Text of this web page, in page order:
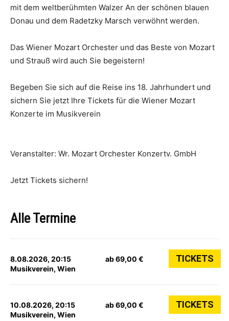
mit dem weltberühmten Walzer An der schönen blauen
Donau und dem Radetzky Marsch verwöhnt werden.
Das Wiener Mozart Orchester und das Beste von Mozart
und Strauß wird auch Sie begeistern!
Begeben Sie sich auf die Reise ins 18. Jahrhundert und
sichern Sie jetzt Ihre Tickets für die Wiener Mozart
Konzerte im Musikverein
Veranstalter: Wr. Mozart Orchester Konzertv. GmbH
Jetzt Tickets sichern!
Alle Termine
8.08.2026, 20:15
Musikverein, Wien
ab 69,00 € TICKETS
10.08.2026, 20:15
Musikverein, Wien
ab 69,00 € TICKETS